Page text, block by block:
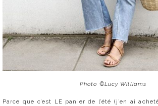
Photo ©Lucy Williams
Parce que c’est LE panier de l’été (j’en ai